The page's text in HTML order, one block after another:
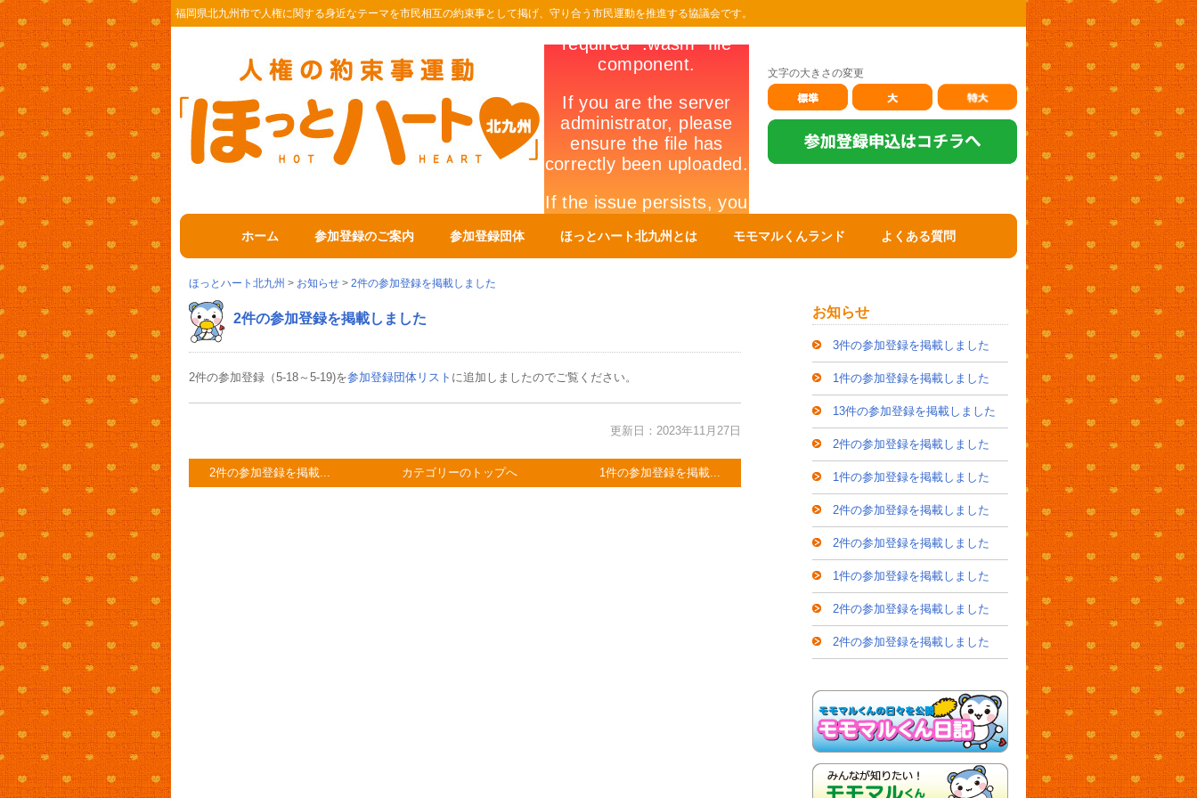
福岡県北九州市で人権に関する身近なテーマを市民相互の約束事として掲げ、守り合う市民運動を推進する協議会です。
文字の大きさの変更
ホーム 参加登録のご案内 参加登録団体 ほっとハート北九州とは モモマルくんランド よくある質問
ほっとハート北九州 > お知らせ > 2件の参加登録を掲載しました
2件の参加登録を掲載しました
2件の参加登録（5-18～5-19)を参加登録団体リスト に追加しましたのでご覧ください。
更新日：2023年11月27日
2件の参加登録を掲載... カテゴリーのトップへ 1件の参加登録を掲載...
お知らせ
3件の参加登録を掲載しました
1件の参加登録を掲載しました
13件の参加登録を掲載しました
2件の参加登録を掲載しました
1件の参加登録を掲載しました
2件の参加登録を掲載しました
2件の参加登録を掲載しました
1件の参加登録を掲載しました
2件の参加登録を掲載しました
2件の参加登録を掲載しました